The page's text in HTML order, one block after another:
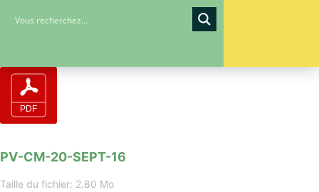
PV-CM-20-SEPT-16
Taille du fichier: 2.80 Mo